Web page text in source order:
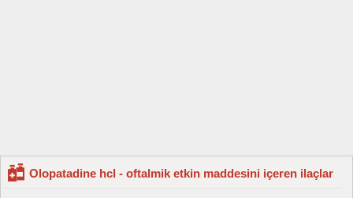
Olopatadine hcl - oftalmik etkin maddesini içeren ilaçlar